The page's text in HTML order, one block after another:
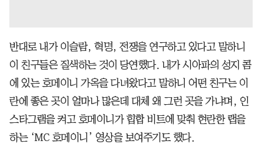
반대로 내가 이슬람, 혁명, 전쟁을 연구하고 있다고 말하니
이 친구들은 질색하는 것이 당연했다. 내가 시아파의 성지 콤
에 있는 호메이니 가옥을 다녀왔다고 말하니 어떤 친구는 이
란에 좋은 곳이 얼마나 많은데 대체 왜 그런 곳을 가냐며, 인
스타그램을 켜고 호메이니가 힙합 비트에 맞춰 현란한 랩을
하는 ‘MC 호메이니’ 영상을 보여주기도 했다.